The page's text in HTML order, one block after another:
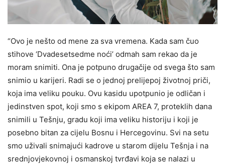
“Ovo je nešto od mene za sva vremena. Kada sam čuo
stihove ‘Dvadesetsedme noći’ odmah sam rekao da je
moram snimiti. Ona je potpuno drugačije od svega što sam
snimio u karijeri. Radi se o jednoj prelijepoj životnoj priči,
koja ima veliku pouku. Ovu kasidu upotpunio je odličan i
jedinstven spot, koji smo s ekipom AREA 7, proteklih dana
snimili u Tešnju, gradu koji ima veliku historiju i koji je
posebno bitan za cijelu Bosnu i Hercegovinu. Svi na setu
smo uživali snimajući kadrove u starom dijelu Tešnja i na
srednjovjekovnoj i osmanskoj tvrđavi koja se nalazi u